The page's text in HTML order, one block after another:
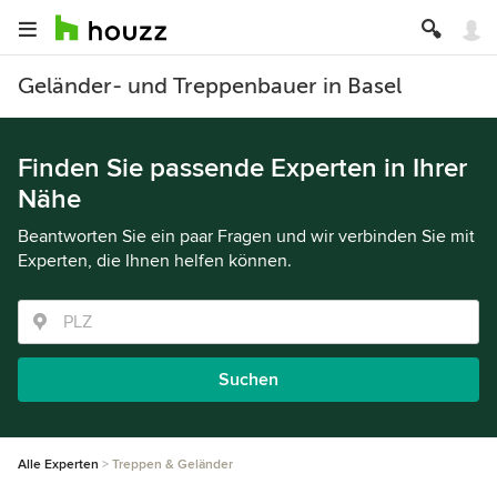
Geländer- und Treppenbauer in Basel
Finden Sie passende Experten in Ihrer
Nähe
Beantworten Sie ein paar Fragen und wir verbinden Sie mit
Experten, die Ihnen helfen können.
Suchen
Alle Experten Treppen & Geländer